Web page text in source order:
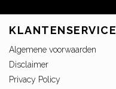
KLANTENSERVICE
Algemene voorwaarden
Disclaimer
Privacy Policy